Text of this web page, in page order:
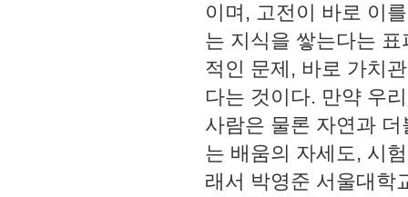
이며, 고전이 바로 이
는 지식을 쌓는다는
적인 문제, 바로 가치
다는 것이다. 만약 우
사람은 물론 자연과
는 배움의 자세도, 시
래서 박영준 서울대학